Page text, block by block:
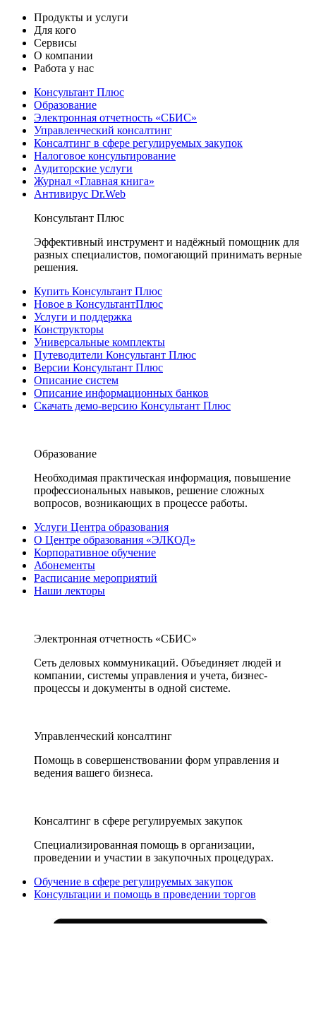
Продукты и услуги
Для кого
Сервисы
О компании
Работа у нас
Консультант Плюс
Образование
Электронная отчетность «СБИС»
Управленческий консалтинг
Консалтинг в сфере регулируемых закупок
Налоговое консультирование
Аудиторские услуги
Журнал «Главная книга»
Антивирус Dr.Web
Консультант Плюс
Эффективный инструмент и надёжный помощник для
разных специалистов, помогающий принимать верные
решения.
Купить Консультант Плюс
Новое в КонсультантПлюс
Услуги и поддержка
Конструкторы
Универсальные комплекты
Путеводители Консультант Плюс
Версии Консультант Плюс
Описание систем
Описание информационных банков
Скачать демо-версию Консультант Плюс
Образование
Необходимая практическая информация, повышение
профессиональных навыков, решение сложных
вопросов, возникающих в процессе работы.
Услуги Центра образования
О Центре образования «ЭЛКОД»
Корпоративное обучение
Абонементы
Расписание мероприятий
Наши лекторы
Электронная отчетность «СБИС»
Сеть деловых коммуникаций. Объединяет людей и
компании, системы управления и учета, бизнес-
процессы и документы в одной системе.
Управленческий консалтинг
Помощь в совершенствовании форм управления и
ведения вашего бизнеса.
Консалтинг в сфере регулируемых закупок
Специализированная помощь в организации,
проведении и участии в закупочных процедурах.
Обучение в сфере регулируемых закупок
Консультации и помощь в проведении торгов